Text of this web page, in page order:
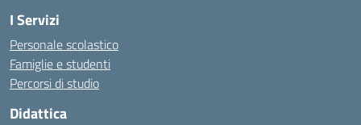
I Servizi
Personale scolastico
Famiglie e studenti
Percorsi di studio
Didattica